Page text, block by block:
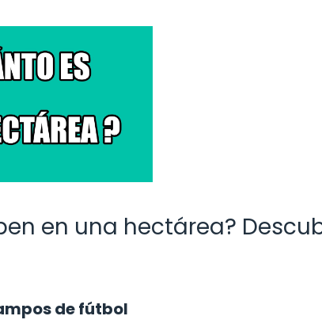
en una hectárea?
de fútbol